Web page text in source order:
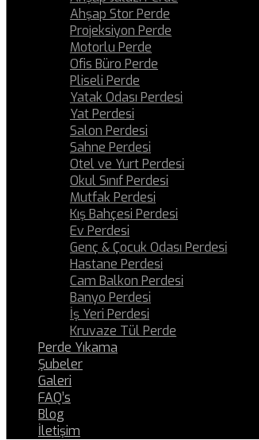
Ahşap Stor Perde
Projeksiyon Perde
Motorlu Perde
Ofis Büro Perde
Pliseli Perde
Yatak Odası Perdesi
Yat Perdesi
Salon Perdesi
Sahne Perdesi
Otel ve Yurt Perdesi
Okul Sınıf Perdesi
Mutfak Perdesi
Kış Bahçesi Perdesi
Ev Perdesi
Genç & Çocuk Odası Perdesi
Hastane Perdesi
Cam Balkon Perdesi
Banyo Perdesi
İş Yeri Perdesi
Kruvaze Tül Perde
Perde Yıkama
Şubeler
Galeri
FAQ’s
Blog
İletişim